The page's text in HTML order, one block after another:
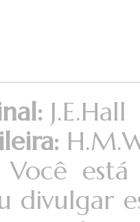
J.E.Hall
Você
divulgar